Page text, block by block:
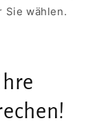
Sie wählen.